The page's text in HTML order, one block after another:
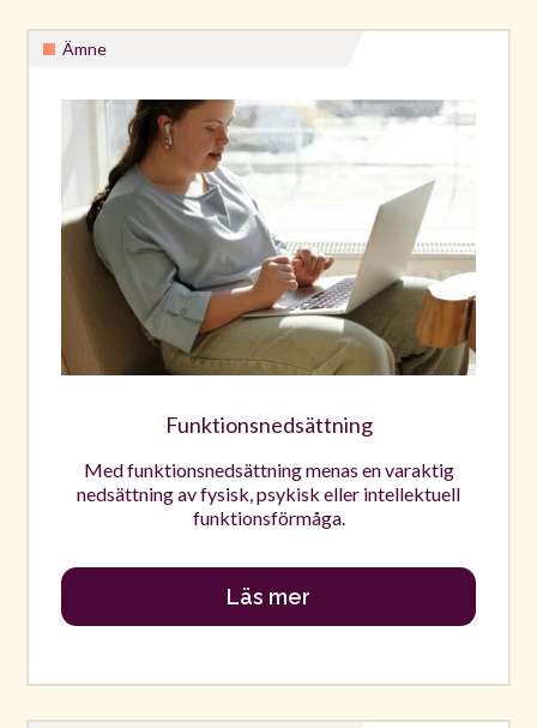
Ämne
Funktionsnedsättning
Med funktionsnedsättning menas en varaktig
nedsättning av fysisk, psykisk eller intellektuell
funktionsförmåga.
Läs mer